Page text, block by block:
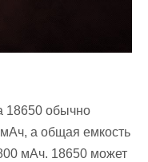
18650 обычно
а общая емкость
мАч. 18650 может